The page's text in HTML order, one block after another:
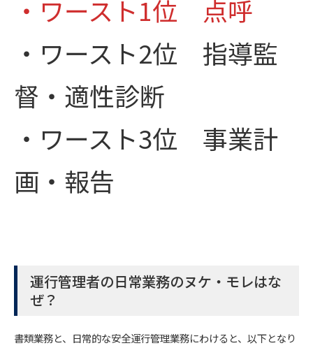
・ワースト1位 点呼
・ワースト2位 指導監
督・適性診断
・ワースト3位 事業計
画・報告
運行管理者の日常業務のヌケ・モレはな
ぜ？
書類業務と、日常的な安全運行管理業務にわけると、以下となり